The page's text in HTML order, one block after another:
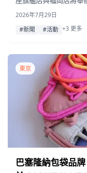
的快閃活動。該品牌
場將推出補貨的熱門 T
式，並邀請模特兒高
2026年7月29日
#新聞
#活動 +3 更多
東京
巴塞隆納包袋品